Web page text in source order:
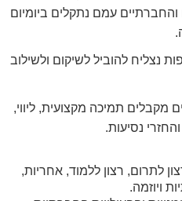
עמם נתקלים ביומיום
נצליח להוביל לשיקום ולשילוב
מקבלים תמיכה מקצועית, ליווי,
נסיעות.
לתרום, רצון ללמוד, אחריות,
ויוזמה.